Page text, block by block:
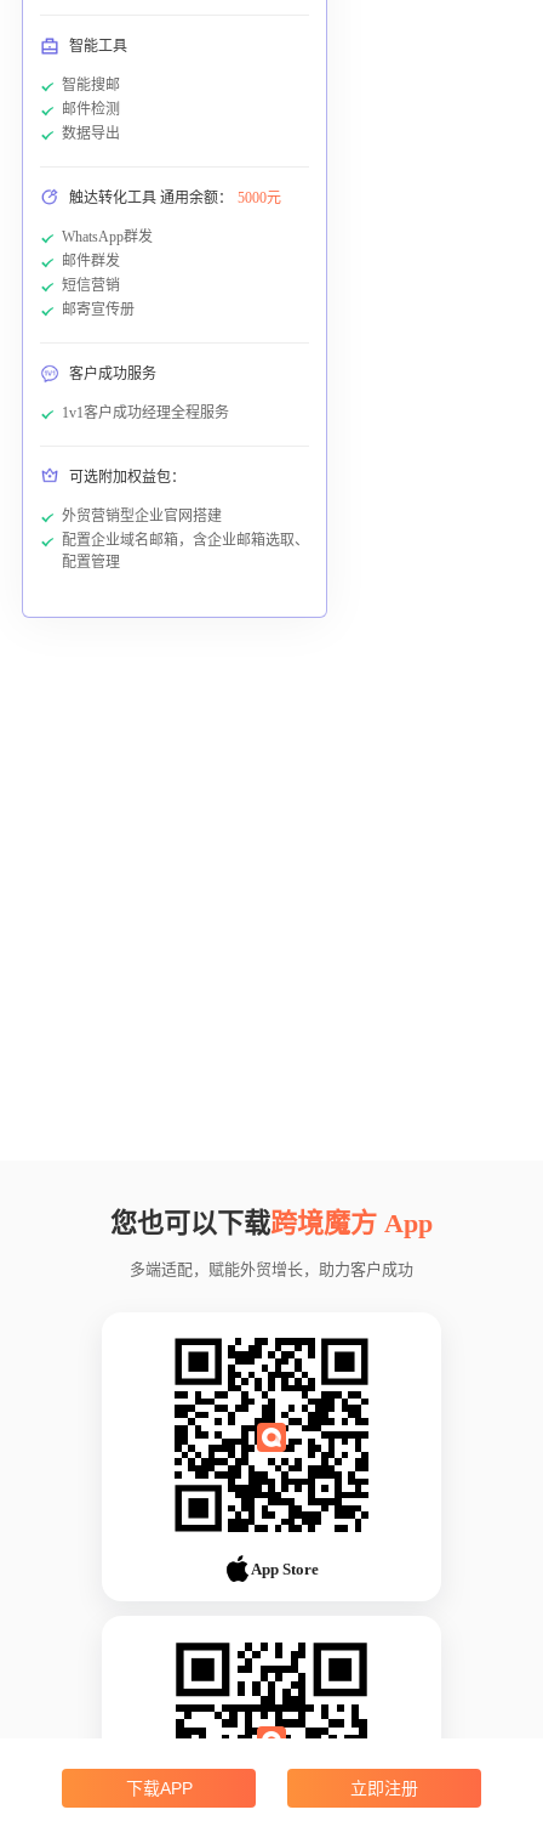
智能工具
智能搜邮
邮件检测
数据导出
触达转化工具 通用余额： 5000元
WhatsApp群发
邮件群发
短信营销
邮寄宣传册
客户成功服务
1v1客户成功经理全程服务
可选附加权益包：
外贸营销型企业官网搭建
配置企业域名邮箱，含企业邮箱选取、
配置管理
您也可以下载跨境魔方 App
多端适配，赋能外贸增长，助力客户成功
App Store
下载APP 立即注册